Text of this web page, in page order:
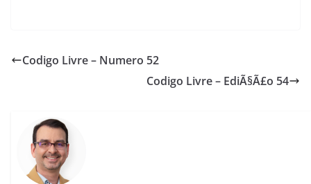
Codigo Livre – Numero 52
Codigo Livre – EdiÃ§Ã£o 54